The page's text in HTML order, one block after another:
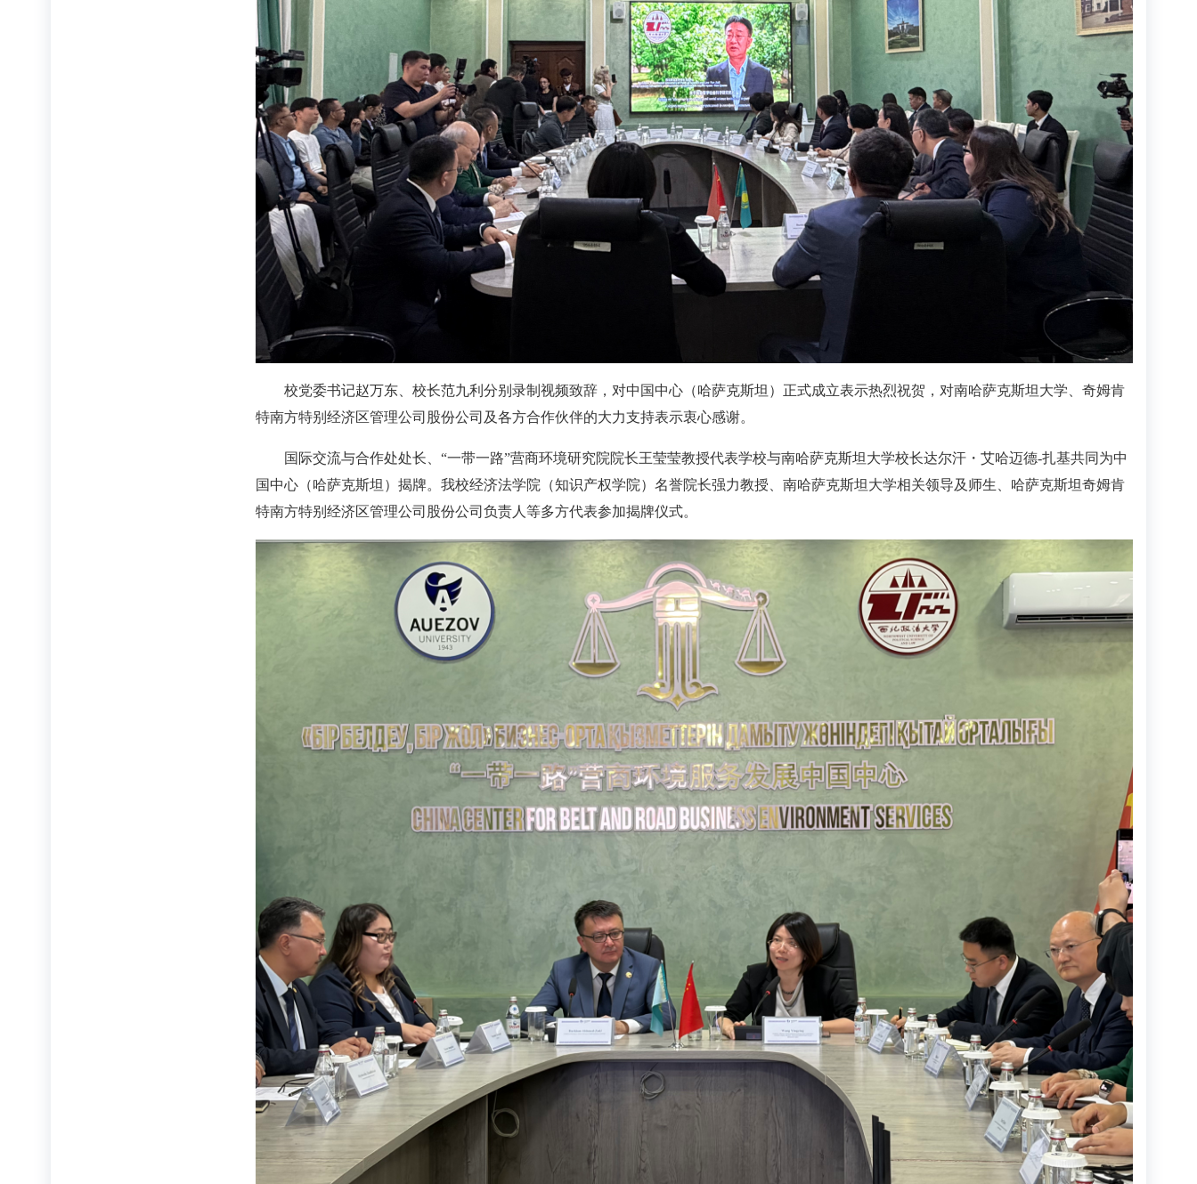
校党委书记赵万东、校长范九利分别录制视频致辞，对中国中心（哈萨克斯坦）正式成立表示热烈祝贺，对南哈萨克斯坦大学、奇姆肯
特南方特别经济区管理公司股份公司及各方合作伙伴的大力支持表示衷心感谢。
国际交流与合作处处长、“一带一路”营商环境研究院院长王莹莹教授代表学校与南哈萨克斯坦大学校长达尔汗・艾哈迈德-扎基共同为中
国中心（哈萨克斯坦）揭牌。我校经济法学院（知识产权学院）名誉院长强力教授、南哈萨克斯坦大学相关领导及师生、哈萨克斯坦奇姆肯
特南方特别经济区管理公司股份公司负责人等多方代表参加揭牌仪式。